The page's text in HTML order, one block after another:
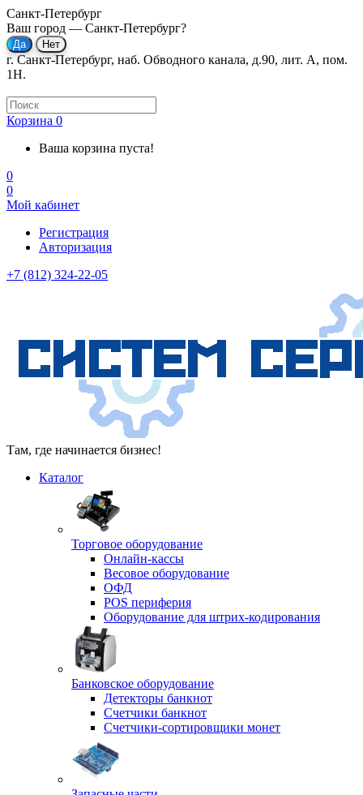
Санкт-Петербург
Ваш город — Санкт-Петербург?
г. Санкт-Петербург, наб. Обводного канала, д.90, лит. А, пом.
1Н.
Корзина 0
Ваша корзина пуста!
0
0
Мой кабинет
Регистрация
Авторизация
+7 (812) 324-22-05
Там, где начинается бизнес!
Каталог
Торговое оборудование
Онлайн-кассы
Весовое оборудование
ОФД
POS периферия
Оборудование для штрих-кодирования
Банковское оборудование
Детекторы банкнот
Счетчики банкнот
Счетчики-сортировщики монет